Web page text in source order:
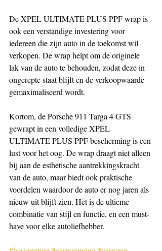
De XPEL ULTIMATE PLUS PPF wrap is
ook een verstandige investering voor
iedereen die zijn auto in de toekomst wil
verkopen. De wrap helpt om de originele
lak van de auto te behouden, zodat deze in
ongerepte staat blijft en de verkoopwaarde
gemaximaliseerd wordt.
Kortom, de Porsche 911 Targa 4 GTS
gewrapt in een volledige XPEL
ULTIMATE PLUS PPF bescherming is een
lust voor het oog. De wrap draagt niet alleen
bij aan de esthetische aantrekkingskracht
van de auto, maar biedt ook praktische
voordelen waardoor de auto er nog jaren als
nieuw uit blijft zien. Het is de ultieme
combinatie van stijl en functie, en een must-
have voor elke autoliefhebber.